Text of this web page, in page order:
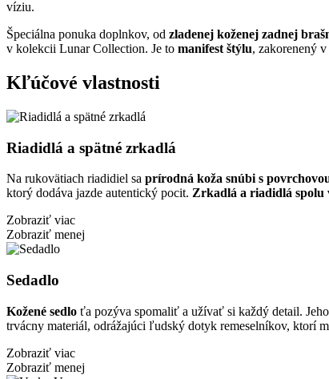
víziu.
Špeciálna ponuka doplnkov, od zladenej koženej zadnej
v kolekcii Lunar Collection. Je to manifest štýlu, zakorenený
Kľúčové vlastnosti
Riadidlá a spätné zrkadlá
Na rukovätiach riadidiel sa prírodná koža snúbi s
ktorý dodáva jazde autentický pocit. Zrkadlá a riadidlá
Zobraziť viac
Zobraziť menej
Sedadlo
Kožené sedlo ťa pozýva spomaliť a užívať si každý detail. Jeho
trvácny materiál, odrážajúci ľudský dotyk remeselníkov, ktorí
Zobraziť viac
Zobraziť menej